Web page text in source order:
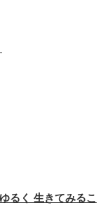
るく 生きてみるこ